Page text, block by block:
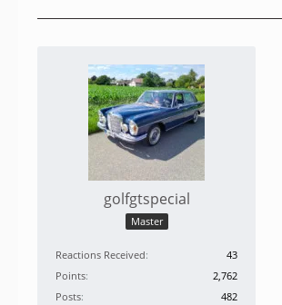
golfgtspecial
Master
Reactions Received
43
Points
2,762
Posts
482